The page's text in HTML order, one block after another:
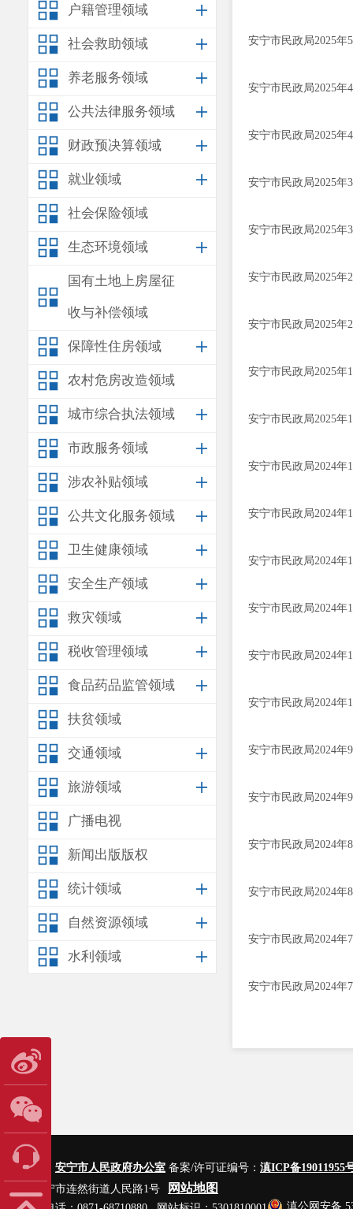
户籍管理领域
社会救助领域
养老服务领域
公共法律服务领域
财政预决算领域
就业领域
社会保险领域
生态环境领域
国有土地上房屋征
收与补偿领域
保障性住房领域
农村危房改造领域
城市综合执法领域
市政服务领域
涉农补贴领域
公共文化服务领域
卫生健康领域
安全生产领域
救灾领域
税收管理领域
食品药品监管领域
扶贫领域
交通领域
旅游领域
广播电视
新闻出版版权
统计领域
自然资源领域
水利领域
安宁市民政局2025年
安宁市民政局2025年
安宁市民政局2025年
安宁市民政局2025年
安宁市民政局2025年
安宁市民政局2025年
安宁市民政局2025年
安宁市民政局2025年
安宁市民政局2025年
安宁市民政局2024年
安宁市民政局2024年
安宁市民政局2024年
安宁市民政局2024年
安宁市民政局2024年
安宁市民政局2024年
安宁市民政局2024年
安宁市民政局2024年
安宁市民政局2024年
安宁市民政局2024年
安宁市民政局2024年
安宁市民政局2024年
主办单位： 安宁市人民政府办公室 备案/许可证编号： 滇ICP备19011955
地址：安宁市连然街道人民路1号
网站地图
滇公网安备